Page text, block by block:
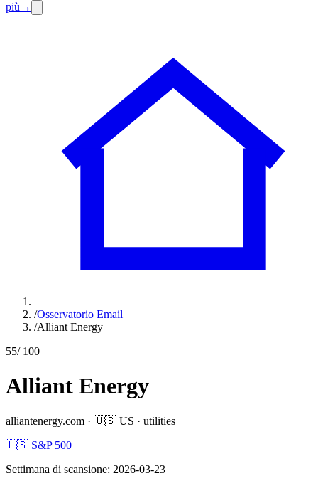
più →
/Osservatorio Email
/Alliant Energy
55/ 100
Alliant Energy
alliantenergy.com · 🇺🇸 US · utilities
🇺🇸 S&P 500
Settimana di scansione: 2026-03-23